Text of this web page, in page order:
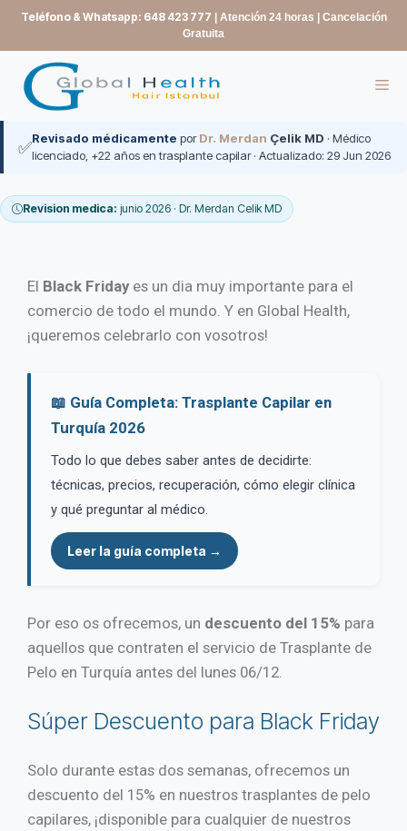
contenido
Teléfono & Whatsapp: 648 423 777
| Atención 24 horas | Cancelación
Gratuita
✅Revisado médicamente porDr. Merdan Çelik MD · Médico
licenciado, +22 años en trasplante capilar · Actualizado: 29 Jun 2026
Revision medica: junio 2026 · Dr. Merdan Celik MD
El Black Friday es un dia muy importante para el
comercio de todo el mundo. Y en Global Health,
¡queremos celebrarlo con vosotros!
📖 Guía Completa: Trasplante Capilar en
Turquía 2026
Todo lo que debes saber antes de decidirte:
técnicas, precios, recuperación, cómo elegir clínica
y qué preguntar al médico.
Leer la guía completa →
Por eso os ofrecemos, un descuento del 15% para
aquellos que contraten el servicio de Trasplante de
Pelo en Turquía antes del lunes 06/12.
Súper Descuento para Black Friday
Solo durante estas dos semanas, ofrecemos un
descuento del 15% en nuestros trasplantes de pelo
capilares, ¡disponible para cualquier de nuestros